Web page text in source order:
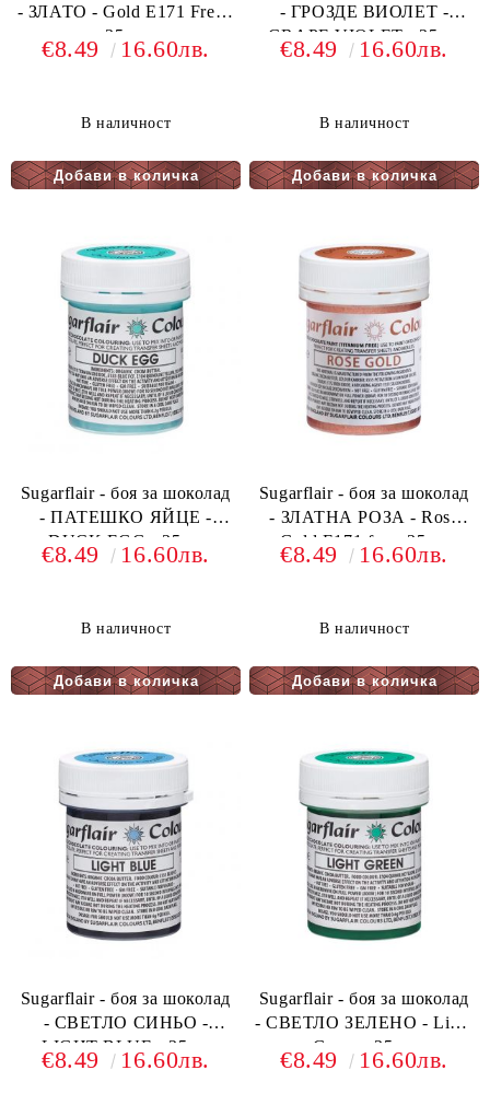
- ЗЛАТО - Gold E171 Free -
35гр.
€8.49 16.60лв.
В наличност
- ГРОЗДЕ ВИОЛЕТ -
GRAPE VIOLET - 35гр.
€8.49 16.60лв.
В наличност
Sugarflair - боя за шоколад
- ПАТЕШКО ЯЙЦЕ -
DUCK EGG - 35гр.
€8.49 16.60лв.
В наличност
Sugarflair - боя за шоколад
- ЗЛАТНА РОЗА - Rose
Gold E171 free- 35гр.
€8.49 16.60лв.
В наличност
Sugarflair - боя за шоколад
- СВЕТЛО СИНЬО -
LIGHT BLUE - 35гр.
€8.49 16.60лв.
Sugarflair - боя за шоколад
- СВЕТЛО ЗЕЛЕНО - Light
Green - 35гр.
€8.49 16.60лв.